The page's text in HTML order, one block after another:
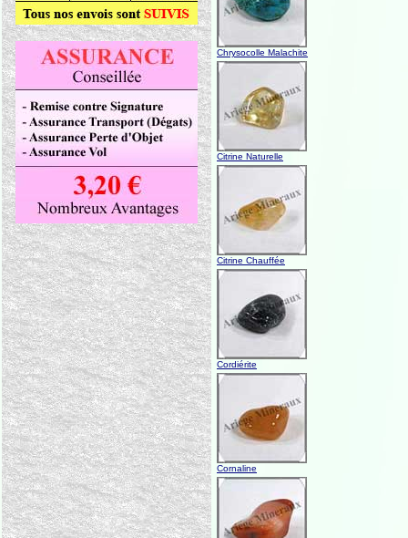
Chrysocolle Malachite
Citrine Naturelle
Citrine Chauffée
Cordiérite
Cornaline